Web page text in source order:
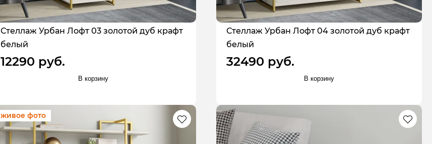
Стеллаж Урбан Лофт 03 золотой дуб крафт
белый
12290 руб.
В корзину
Стеллаж Урбан Лофт 04 золотой дуб крафт
белый
32490 руб.
В корзину
живое фото